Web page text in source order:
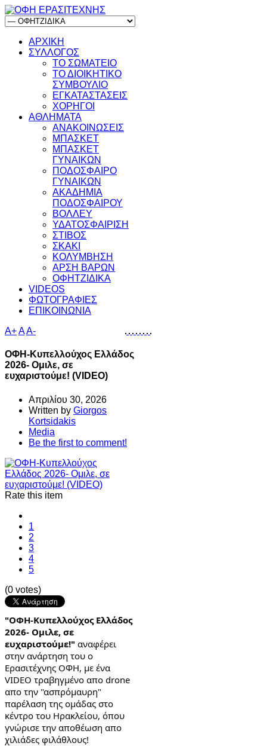
ΑΡΧΙΚΗ
ΣΥΛΛΟΓΟΣ
ΤΟ ΣΩΜΑΤΕΙΟ
ΤΟ ΔΙΟΙΚΗΤΙΚΟ
ΣΥΜΒΟΥΛΙΟ
ΕΓΚΑΤΑΣΤΑΣΕΙΣ
ΧΟΡΗΓΟΙ
ΑΘΛΗΜΑΤΑ
ΑΝΑΚΟΙΝΩΣΕΙΣ
ΜΠΑΣΚΕΤ
ΜΠΑΣΚΕΤ
ΓΥΝΑΙΚΩΝ
ΠΟΔΟΣΦΑΙΡΟ
ΓΥΝΑΙΚΩΝ
ΑΚΑΔΗΜΙΑ
ΠΟΔΟΣΦΑΙΡΟΥ
ΒΟΛΛΕΥ
ΥΔΑΤΟΣΦΑΙΡΙΣΗ
ΣΤΙΒΟΣ
ΣΚΑΚΙ
ΚΟΛΥΜΒΗΣΗ
ΑΡΣΗ ΒΑΡΩΝ
ΟΦΗΤΖΙΔΙΚΑ
VIDEOS
ΦΩΤΟΓΡΑΦΙΕΣ
ΕΠΙΚΟΙΝΩΝΙΑ
A+AA-
ΟΦΗ-Κυπελλούχος Ελλάδος
2026- Ομιλε, σε
ευχαριστούμε! (VIDEO)
Απριλίου 30, 2026
Written by Giorgos
Kortsidakis
Media
Be the first to comment!
Rate this item
1
2
3
4
5
(0 votes)
"ΟΦΗ-Κυπελλούχος Ελλάδος
2026- Ομιλε, σε
ευχαριστούμε!" αναφέρει
στην ανάρτηση του ο
Ερασιτέχνης ΟΦΗ, με ένα
VIDEO τραβηγμένο απο drone
απο την "ασπρόμαυρη"
παρέλαση της ομάδας στο
κέντρο του Ηρακλείου, όπου
γνώρισε την αποθέωση απο
χιλιάδες φιλάθλους!